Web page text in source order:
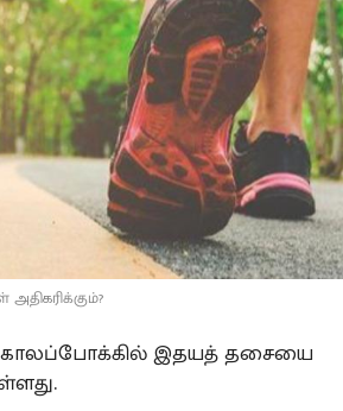
காலப்போக்கில் இதயத் தசையை